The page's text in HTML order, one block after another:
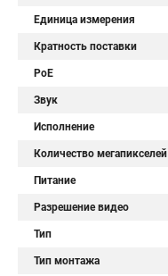
Единица измерения
Кратность поставки
PoE
Звук
Исполнение
Количество мегапикселей
Питание
Разрешение видео
Тип
Тип монтажа